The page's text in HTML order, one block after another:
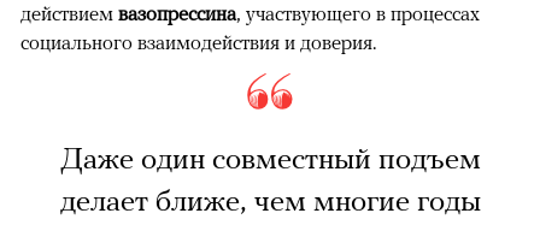
действием вазопрессина, участвующего в процессах
социального взаимодействия и доверия.
Даже один совместный подъем
делает ближе, чем многие годы